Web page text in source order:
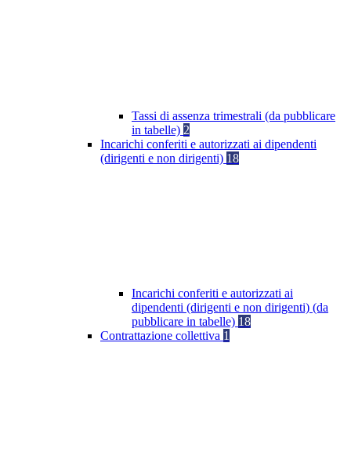
Tassi di assenza trimestrali (da pubblicare
in tabelle) 2
Incarichi conferiti e autorizzati ai dipendenti
(dirigenti e non dirigenti) 18
Incarichi conferiti e autorizzati ai
dipendenti (dirigenti e non dirigenti) (da
pubblicare in tabelle) 18
Contrattazione collettiva 1